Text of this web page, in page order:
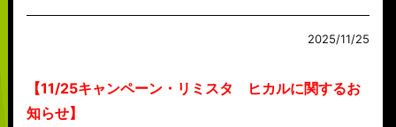
2025/11/25
【11/25キャンペーン・リミスタ ヒカルに関するお
知らせ】